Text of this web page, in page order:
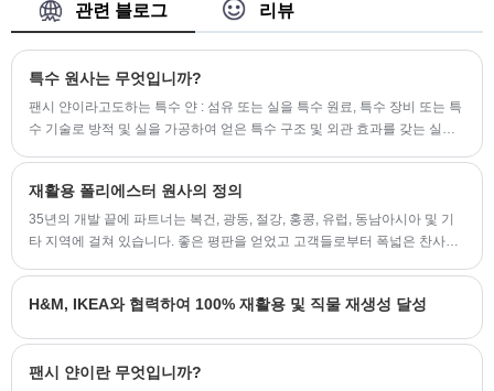
관련 블로그 리뷰
특수 원사는 무엇입니까?
팬시 얀이라고도하는 특수 얀 : 섬유 또는 실을 특수 원료, 특수 장비 또는 특
수 기술로 방적 및 실을 가공하여 얻은 특수 구조 및 외관 효과를 갖는 실을
재활용 폴리에스터 원사의 정의
35년의 개발 끝에 파트너는 복건, 광동, 절강, 홍콩, 유럽, 동남아시아 및 기
타 지역에 걸쳐 있습니다. 좋은 평판을 얻었고 고객들로부터 폭넓은 찬사를
H&M, IKEA와 협력하여 100% 재활용 및 직물 재생성 달성
팬시 얀이란 무엇입니까?